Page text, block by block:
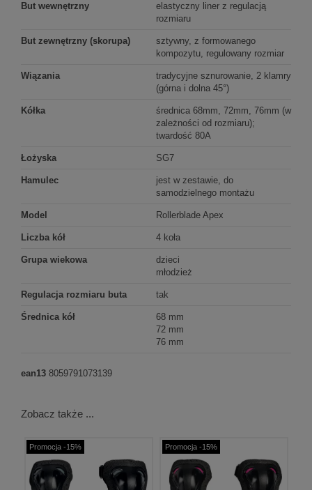
But wewnętrzny
elastyczny liner z regulacją
rozmiaru
But zewnętrzny (skorupa)
sztywny, z formowanego
kompozytu, regulowany rozmiar
Wiązania
tradycyjne sznurowanie, 2 klamry
(górna i dolna 45°)
Kółka
średnica 68mm, 72mm, 76mm (w
zależności od rozmiaru);
twardość 80A
Łożyska SG7
Hamulec
jest w zestawie, do
samodzielnego montażu
Model Rollerblade Apex
Liczba kół 4 koła
Grupa wiekowa
dzieci
młodzież
Regulacja rozmiaru buta tak
Średnica kół
68 mm
72 mm
76 mm
ean13 8059791073139
Zobacz także ...
Promocja -15% Promocja -15%